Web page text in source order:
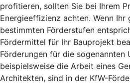
profitieren, sollten Sie bei Ihrem
Energieeffizienz achten. Wenn Ihr
bestimmten Förderstufen
Fördermittel für Ihr Bauprojekt
Förderungen für die sogenannten
beispielsweise die Arbeit eines
Architekten, sind in der KfW-